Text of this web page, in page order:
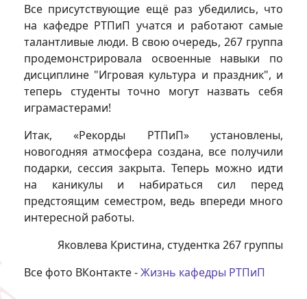
Все присутствующие ещё раз убедились, что
на кафедре РТПиП учатся и работают самые
талантливые люди. В свою очередь, 267 группа
продемонстрировала освоенные навыки по
дисциплине "Игровая культура и праздник", и
теперь студенты точно могут назвать себя
играмастерами!
Итак, «Рекорды РТПиП» установлены,
новогодняя атмосфера создана, все получили
подарки, сессия закрыта. Теперь можно идти
на каникулы и набираться сил перед
предстоящим семестром, ведь впереди много
интересной работы.
Яковлева Кристина, студентка 267 группы
Все фото ВКонтакте -Жизнь кафедры РТПиП